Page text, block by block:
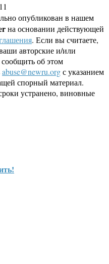
опубликован в нашем
на основании действующей
. Если вы считаете,
авторские и/или
об этом
abuse@newru.orgс указанием
спорный материал.
устранено, виновные